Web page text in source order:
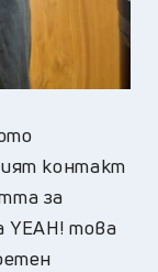
контакт
за
YEAH! това